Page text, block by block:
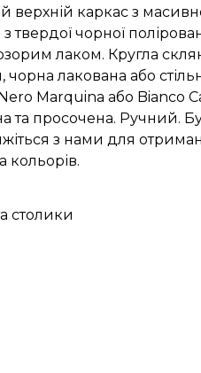
верхній каркас з
з твердої чорної
лаком. Кругла
чорна лакована або
Marquina або Bianco
та просочена. Ручний.
з нами для
кольорів.
столики